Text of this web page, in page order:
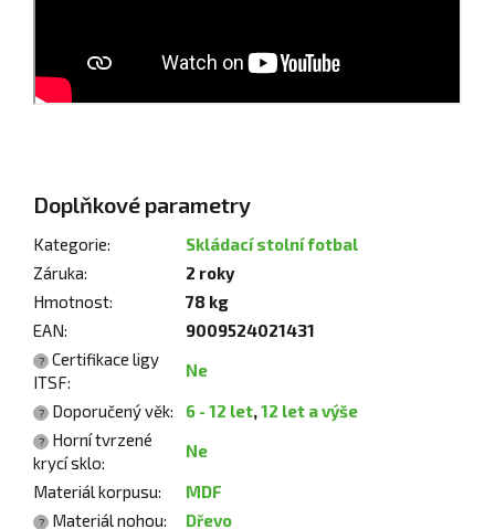
Doplňkové parametry
Kategorie:
Skládací stolní fotbal
Záruka:
2 roky
Hmotnost:
78 kg
EAN: 9009524021431
?
Certifikace ligy
ITSF:
Ne
? Doporučený věk: 6 - 12 let,12 let a výše
?
Horní tvrzené
krycí sklo:
Ne
Materiál korpusu: MDF
? Materiál nohou: Dřevo